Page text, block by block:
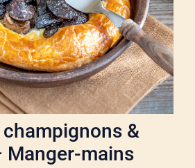
&
Manger-mains